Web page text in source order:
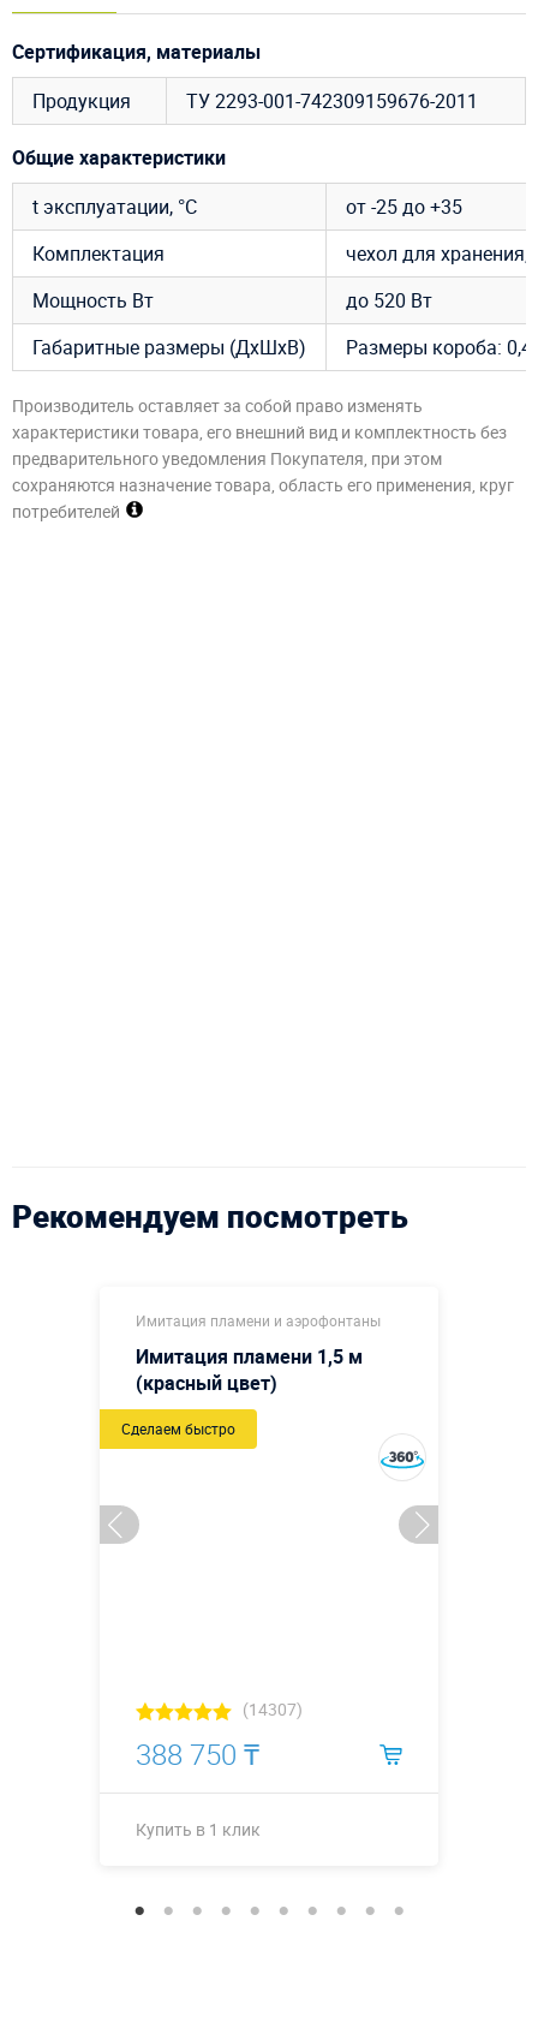
Сертификация, материалы
Продукция
ТУ 2293-001-742309159676-2011
Общие характеристики
t эксплуатации, °C
от -25 до +35
Комплектация
чехол для хранения,
Мощность Вт
до 520 Вт
Габаритные размеры (ДхШхВ)
Размеры короба: 0,4
Производитель оставляет за собой право изменять
характеристики товара, его внешний вид и комплектность без
предварительного уведомления Покупателя, при этом
сохраняются назначение товара, область его применения, круг
потребителей
Рекомендуем посмотреть
Имитация пламени и аэрофонтаны
Имитация пламени 1,5 м
(красный цвет)
Сделаем быстро
(14307)
388 750 ₸
Купить в 1 клик